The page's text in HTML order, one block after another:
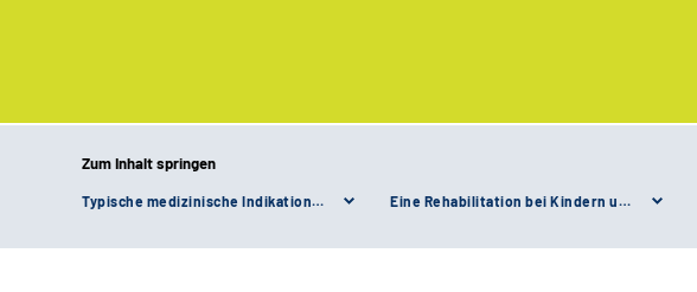
Zum Inhalt springen
Typische medizinische Indikationen einer Rehabilitation bei Kindern und Jugendlichen: Eine Rehabilitation bei Kindern und Jugendlichen kommt insbesondere in Frage, ...